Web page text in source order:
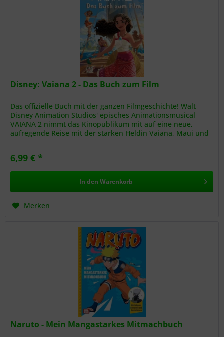
Disney: Vaiana 2 - Das Buch zum Film
Das offizielle Buch mit der ganzen Filmgeschichte! Walt
Disney Animation Studios' episches Animationsmusical
VAIANA 2 nimmt das Kinopublikum mit auf eine neue,
aufregende Reise mit der starken Heldin Vaiana, Maui und
6,99 € *
In den Warenkorb
Merken
Naruto - Mein Mangastarkes Mitmachbuch